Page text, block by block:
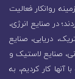
روانکار فعالیت
ما اعتماد کردند؛ در صنایع انرژی،
دریایی، صنایع
صنایع لاستیک و
آنها کار کردیم، به